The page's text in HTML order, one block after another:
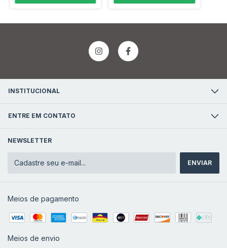
INSTITUCIONAL
ENTRE EM CONTATO
NEWSLETTER
Meios de pagamento
Meios de envio